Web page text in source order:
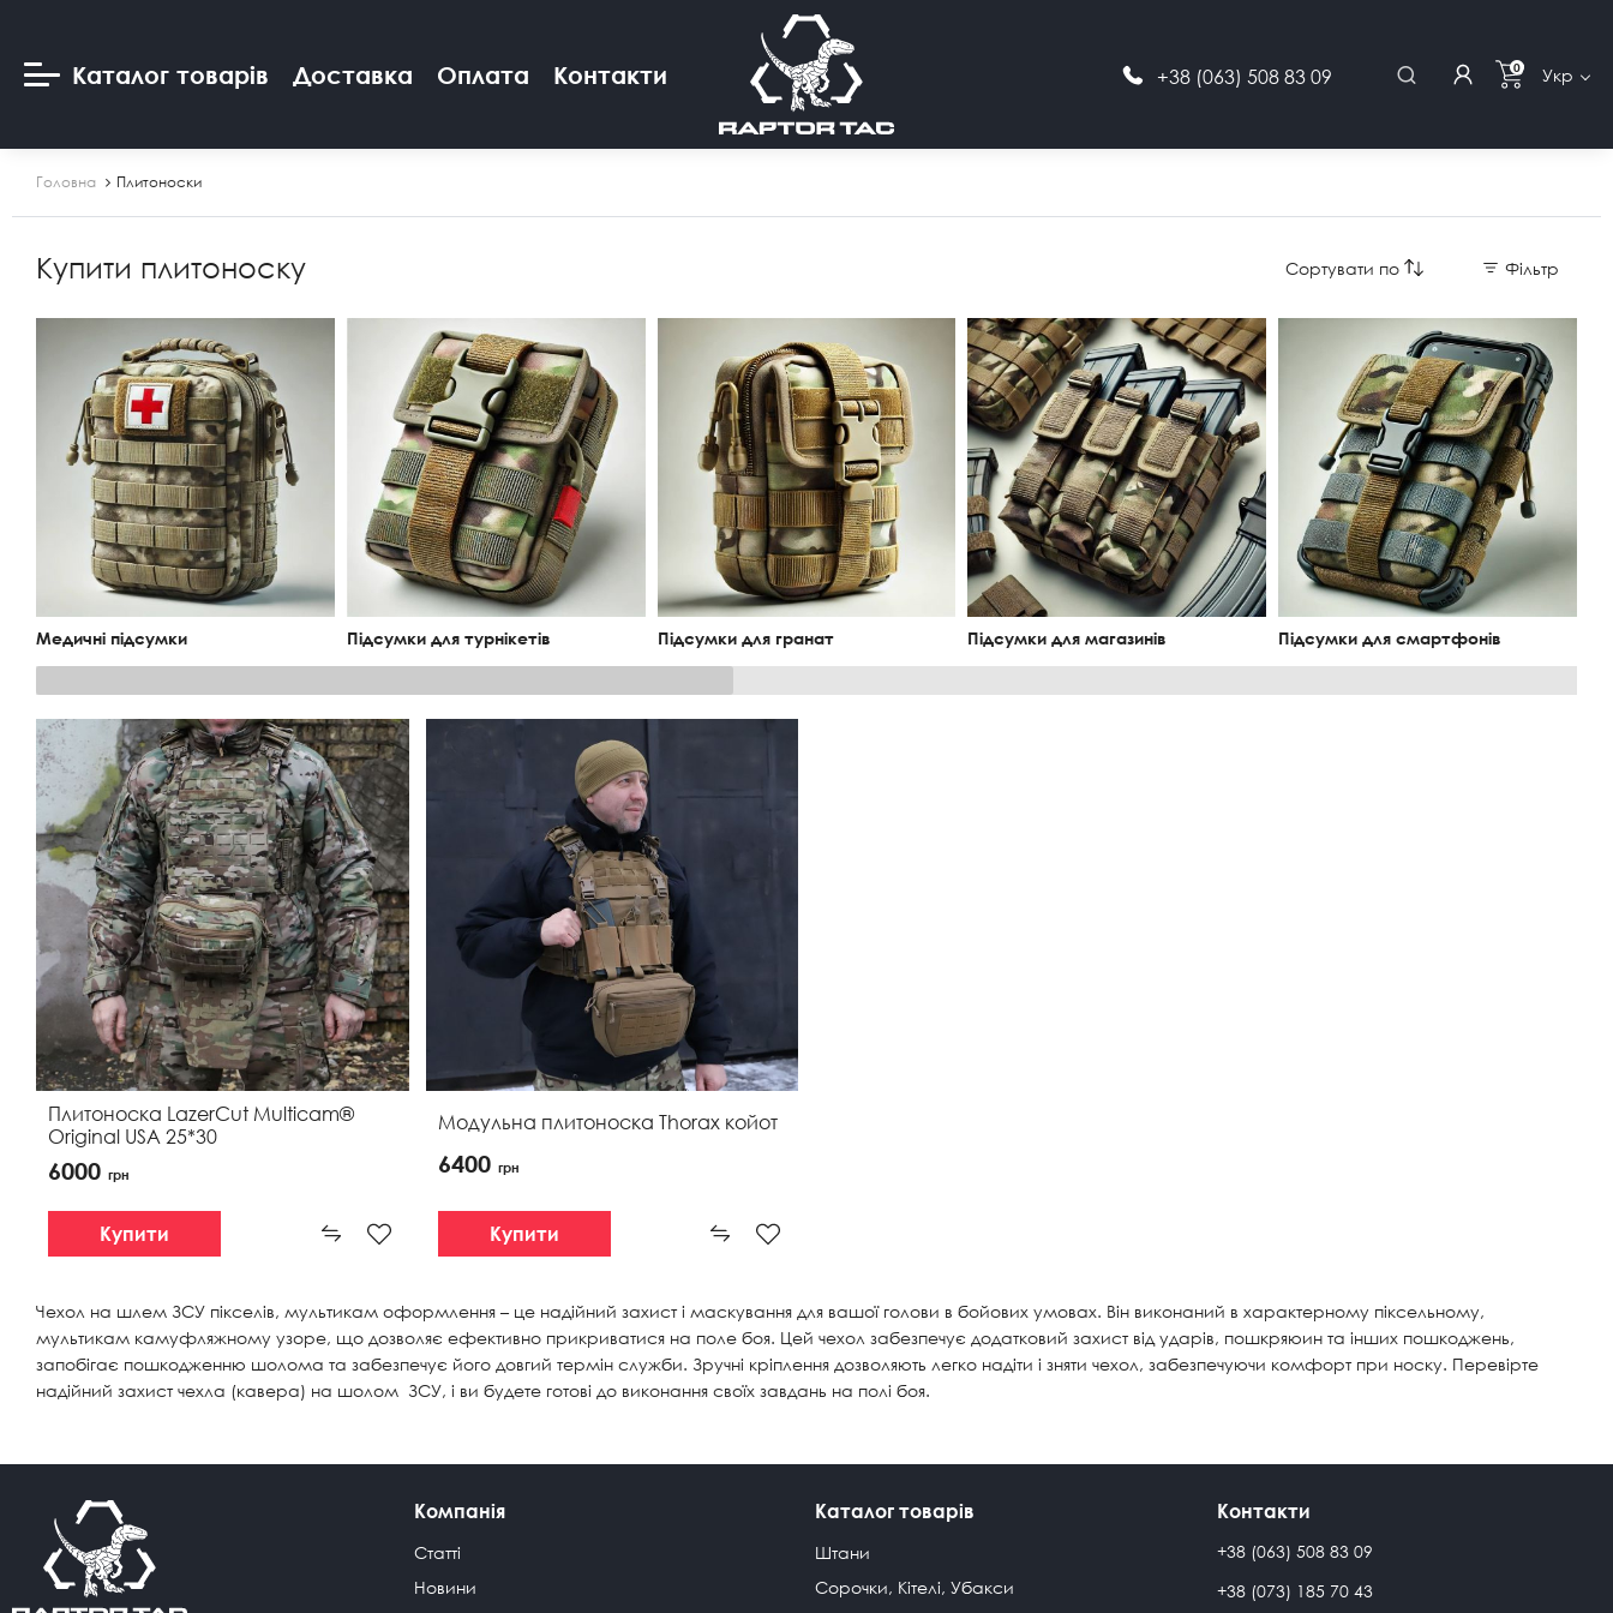
Каталог товарів Доставка Оплата Контакти
+38 (063) 508 83 09
info@raptor-tac.com.ua
0 Укр
Головна Плитоноски
Купити плитоноску Сортувати по Фільтр
Медичні підсумки Підсумки для турнікетів Підсумки для гранат Підсумки для магазинів Підсумки для смартфонів
Плитоноска LazerCut Multicam®
Original USA 25*30
6000 грн
Купити
Модульна плитоноска Thorax койот
6400 грн
Купити
Чехол на шлем ЗСУ пікселів, мультикам оформлення – це надійний захист і маскування для вашої голови в бойових умовах. Він виконаний в характерному піксельному,
мультикам камуфляжному узоре, що дозволяє ефективно прикриватися на поле боя. Цей чехол забезпечує додатковий захист від ударів, пошкряюин та інших пошкоджень,
запобігає пошкодженню шолома та забезпечує його довгий термін служби. Зручні кріплення дозволяють легко надіти і зняти чехол, забезпечуючи комфорт при носку. Перевірте
надійний захист чехла (кавера) на шолом ЗСУ, і ви будете готові до виконання своїх завдань на полі боя.
Компанія
Статті
Новини
Каталог товарів
Штани
Сорочки, Кітелі, Убакси
Контакти
+38 (063) 508 83 09
+38 (073) 185 70 43